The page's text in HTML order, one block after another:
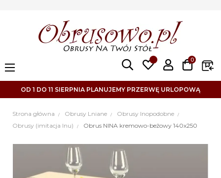
0
Toggle
navigation
☰
OD 1 DO 11 SIERPNIA PLANUJEMY PRZERWĘ URLOPOWĄ
Strona główna Obrusy Lniane
Obrusy lnopodobne
Obrusy (imitacja lnu)
Obrus NINA kremowo-beżowy 140x250